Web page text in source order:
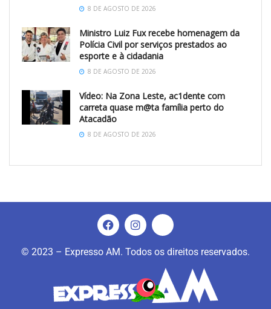
8 DE AGOSTO DE 2026
Ministro Luiz Fux recebe homenagem da
Polícia Civil por serviços prestados ao
esporte e à cidadania
8 DE AGOSTO DE 2026
Vídeo: Na Zona Leste, ac1dente com
carreta quase m@ta família perto do
Atacadão
8 DE AGOSTO DE 2026
© 2023 – Expresso AM. Todos os direitos reservados.